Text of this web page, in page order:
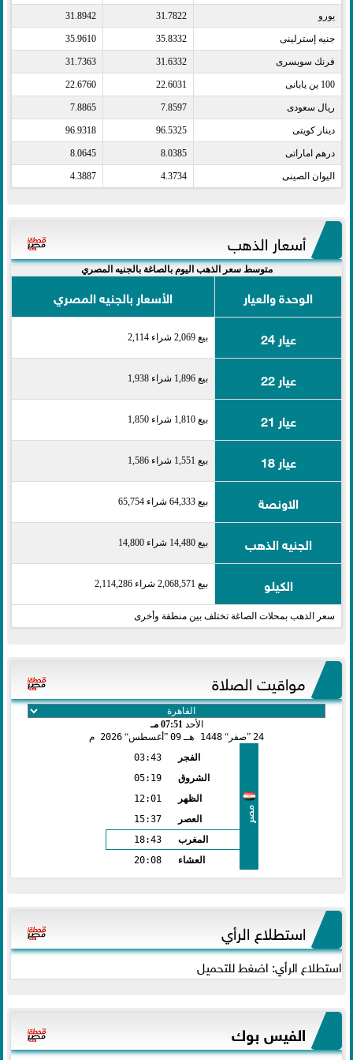
يورو​ 31.7822
31.8942
جنيه إسترلينى​ 35.8332
35.9610
فرنك سويسرى​ 31.6332
31.7363
100 ين يابانى​ 22.6031
22.6760
ريال سعودى​ 7.8597
7.8865
دينار كويتى​ 96.5325
96.9318
درهم اماراتى​ 8.0385
8.0645
اليوان الصينى​ 4.3734
4.3887
أسعار الذهب
متوسط سعر الذهب اليوم بالصاغة بالجنيه المصري
الوحدة والعيار
الأسعار بالجنيه المصري
عيار 24
بيع 2,069 شراء 2,114
عيار 22 بيع 1,896 شراء 1,938
عيار 21 بيع 1,810 شراء 1,850
عيار 18 بيع 1,551 شراء 1,586
الاونصة بيع 64,333 شراء 65,754
الجنيه الذهب بيع 14,480 شراء 14,800
الكيلو بيع 2,068,571 شراء 2,114,286
سعر الذهب بمحلات الصاغة تختلف بين منطقة وأخرى
مواقيت الصلاة
الأحد07:51 مـ
24 صفر 1448 هـ 09 أغسطس 2026 م
مصر
الفجر
03:43
الشروق
05:19
الظهر
12:01
العصر
15:37
المغرب
18:43
العشاء
20:08
استطلاع الرأي
استطلاع الرأي: اضغط للتحميل
الفيس بوك